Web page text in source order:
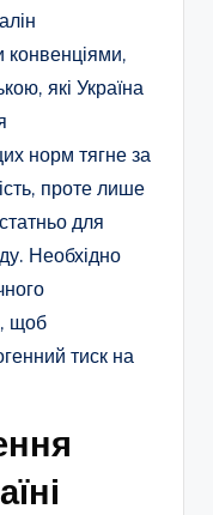
конвенціями,
які Україна
норм тягне за
проте лише
для
Необхідно
щоб
тиск на